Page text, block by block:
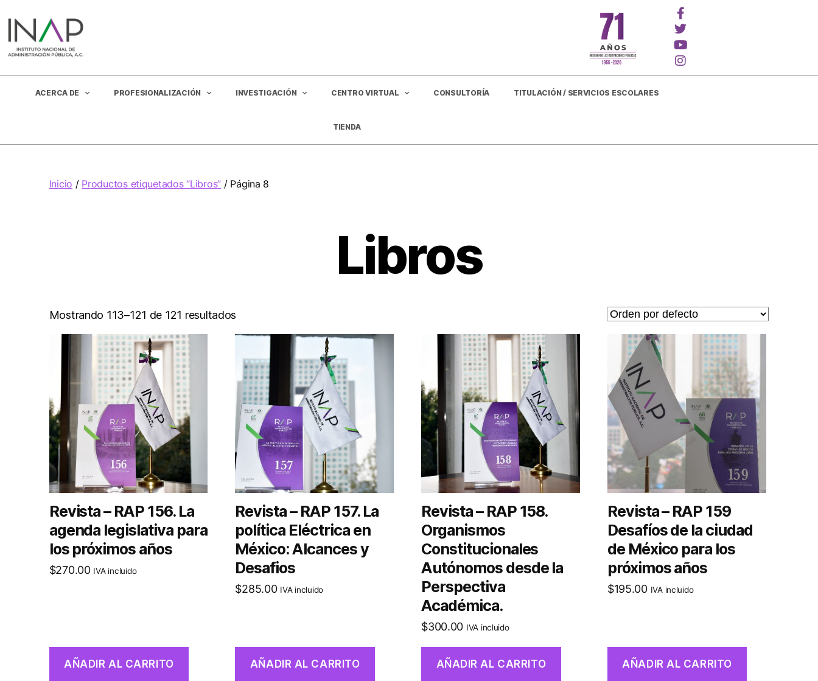
ACERCA DE PROFESIONALIZACIÓN INVESTIGACIÓN CENTRO VIRTUAL CONSULTORÍA TITULACIÓN / SERVICIOS ESCOLARES
TIENDA
Inicio / Productos etiquetados “Libros” / Página 8
Libros
Mostrando 113–121 de 121 resultados
Revista – RAP 156. La
agenda legislativa para
los próximos años
$270.00 IVA incluido
AÑADIR AL CARRITO
Revista – RAP 157. La
política Eléctrica en
México: Alcances y
Desafios
$285.00 IVA incluido
AÑADIR AL CARRITO
Revista – RAP 158.
Organismos
Constitucionales
Autónomos desde la
Perspectiva
Académica.
$300.00 IVA incluido
AÑADIR AL CARRITO
Revista – RAP 159
Desafíos de la ciudad
de México para los
próximos años
$195.00 IVA incluido
AÑADIR AL CARRITO